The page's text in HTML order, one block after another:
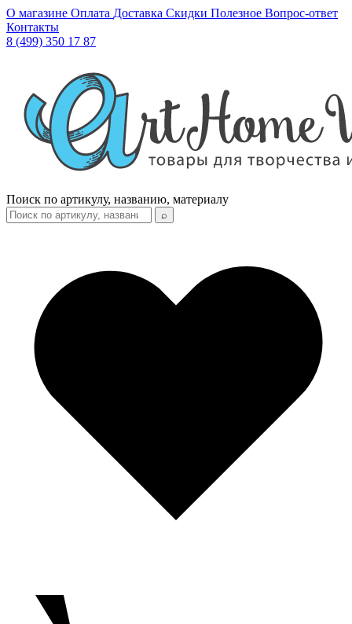
О магазине Оплата Доставка Скидки Полезное Вопрос-ответ
Контакты
8 (499) 350 17 87
Поиск по артикулу, названию, материалу
⌕